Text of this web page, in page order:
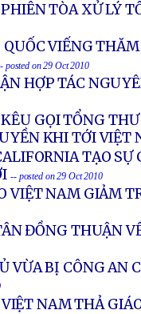
TÒA XỬ LÝ
VIẾNG
posted on 29 Oct 2010
HỢP TÁC
GỌI TỔNG
KHI TỚI VIỆT
TẠO SỰ
-- posted on 29 Oct 2010
VIỆT NAM GIẢM
ĐỒNG THUẬN
VỪA BỊ CÔNG AN
NAM THẢ